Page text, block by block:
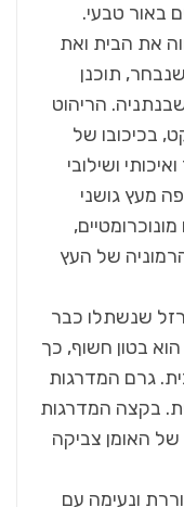
באור טבעי.
את הבית ואת
תוכנן
הריהוט
בכיכובו של
ושילובי
מעץ גושני
של העץ
שנשתלו כבר
בטון חשוף, כך
גרם המדרגות
בקצה המדרגות
האומן צביקה
ונעימה עם